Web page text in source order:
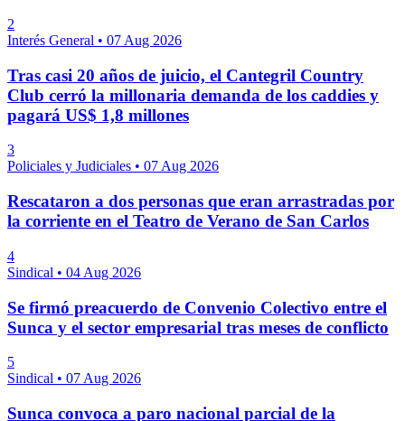
2
Interés General • 07 Aug 2026
Tras casi 20 años de juicio, el Cantegril Country
Club cerró la millonaria demanda de los caddies y
pagará US$ 1,8 millones
3
Policiales y Judiciales • 07 Aug 2026
Rescataron a dos personas que eran arrastradas por
la corriente en el Teatro de Verano de San Carlos
4
Sindical • 04 Aug 2026
Se firmó preacuerdo de Convenio Colectivo entre el
Sunca y el sector empresarial tras meses de conflicto
5
Sindical • 07 Aug 2026
Sunca convoca a paro nacional parcial de la